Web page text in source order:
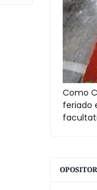
Como
feriado